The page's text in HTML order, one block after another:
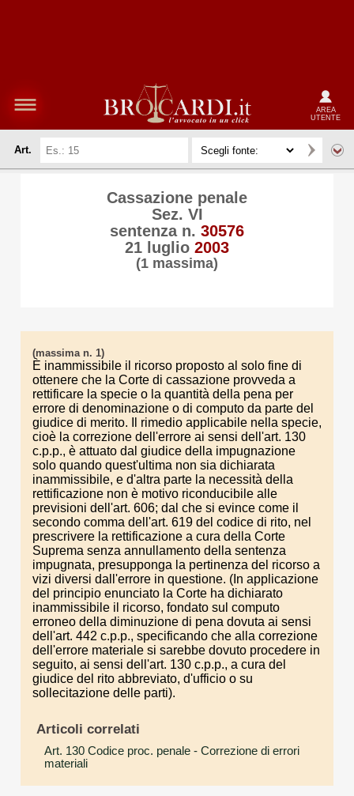
AREA
UTENTE
Art.
Cassazione penale
Sez. VI
sentenza n. 30576
21 luglio 2003
(1 massima)
(massima n. 1)
È inammissibile il ricorso proposto al solo fine di
ottenere che la Corte di cassazione provveda a
rettificare la specie o la quantità della pena per
errore di denominazione o di computo da parte del
giudice di merito. Il rimedio applicabile nella specie,
cioè la correzione dell'errore ai sensi dell'art. 130
c.p.p., è attuato dal giudice della impugnazione
solo quando quest'ultima non sia dichiarata
inammissibile, e d'altra parte la necessità della
rettificazione non è motivo riconducibile alle
previsioni dell'art. 606; dal che si evince come il
secondo comma dell'art. 619 del codice di rito, nel
prescrivere la rettificazione a cura della Corte
Suprema senza annullamento della sentenza
impugnata, presupponga la pertinenza del ricorso a
vizi diversi dall'errore in questione. (In applicazione
del principio enunciato la Corte ha dichiarato
inammissibile il ricorso, fondato sul computo
erroneo della diminuzione di pena dovuta ai sensi
dell'art. 442 c.p.p., specificando che alla correzione
dell'errore materiale si sarebbe dovuto procedere in
seguito, ai sensi dell'art. 130 c.p.p., a cura del
giudice del rito abbreviato, d'ufficio o su
sollecitazione delle parti).
Articoli correlati
Art. 130 Codice proc. penale - Correzione di errori
materiali